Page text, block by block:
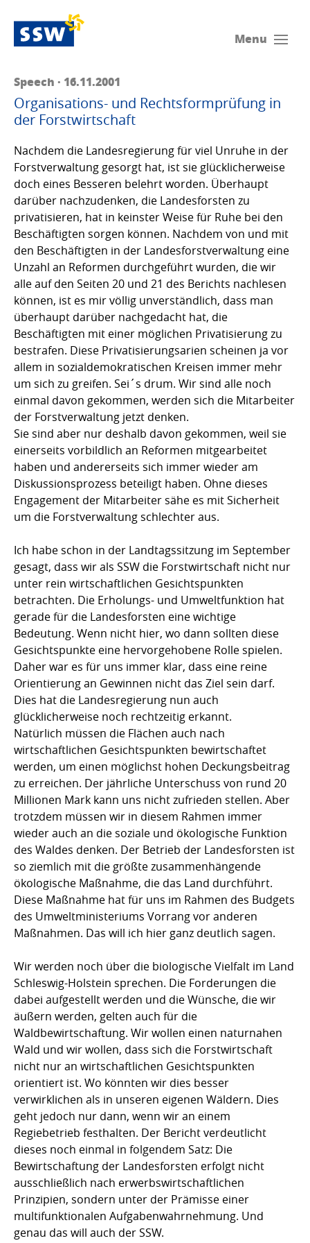
Menu
Speech · 16.11.2001
Organisations- und Rechtsformprüfung in
der Forstwirtschaft
Nachdem die Landesregierung für viel Unruhe in der
Forstverwaltung gesorgt hat, ist sie glücklicherweise
doch eines Besseren belehrt worden. Überhaupt
darüber nachzudenken, die Landesforsten zu
privatisieren, hat in keinster Weise für Ruhe bei den
Beschäftigten sorgen können. Nachdem von und mit
den Beschäftigten in der Landesforstverwaltung eine
Unzahl an Reformen durchgeführt wurden, die wir
alle auf den Seiten 20 und 21 des Berichts nachlesen
können, ist es mir völlig unverständlich, dass man
überhaupt darüber nachgedacht hat, die
Beschäftigten mit einer möglichen Privatisierung zu
bestrafen. Diese Privatisierungsarien scheinen ja vor
allem in sozialdemokratischen Kreisen immer mehr
um sich zu greifen. Sei´s drum. Wir sind alle noch
einmal davon gekommen, werden sich die Mitarbeiter
der Forstverwaltung jetzt denken.
Sie sind aber nur deshalb davon gekommen, weil sie
einerseits vorbildlich an Reformen mitgearbeitet
haben und andererseits sich immer wieder am
Diskussionsprozess beteiligt haben. Ohne dieses
Engagement der Mitarbeiter sähe es mit Sicherheit
um die Forstverwaltung schlechter aus.
Ich habe schon in der Landtagssitzung im September
gesagt, dass wir als SSW die Forstwirtschaft nicht nur
unter rein wirtschaftlichen Gesichtspunkten
betrachten. Die Erholungs- und Umweltfunktion hat
gerade für die Landesforsten eine wichtige
Bedeutung. Wenn nicht hier, wo dann sollten diese
Gesichtspunkte eine hervorgehobene Rolle spielen.
Daher war es für uns immer klar, dass eine reine
Orientierung an Gewinnen nicht das Ziel sein darf.
Dies hat die Landesregierung nun auch
glücklicherweise noch rechtzeitig erkannt.
Natürlich müssen die Flächen auch nach
wirtschaftlichen Gesichtspunkten bewirtschaftet
werden, um einen möglichst hohen Deckungsbeitrag
zu erreichen. Der jährliche Unterschuss von rund 20
Millionen Mark kann uns nicht zufrieden stellen. Aber
trotzdem müssen wir in diesem Rahmen immer
wieder auch an die soziale und ökologische Funktion
des Waldes denken. Der Betrieb der Landesforsten ist
so ziemlich mit die größte zusammenhängende
ökologische Maßnahme, die das Land durchführt.
Diese Maßnahme hat für uns im Rahmen des Budgets
des Umweltministeriums Vorrang vor anderen
Maßnahmen. Das will ich hier ganz deutlich sagen.
Wir werden noch über die biologische Vielfalt im Land
Schleswig-Holstein sprechen. Die Forderungen die
dabei aufgestellt werden und die Wünsche, die wir
äußern werden, gelten auch für die
Waldbewirtschaftung. Wir wollen einen naturnahen
Wald und wir wollen, dass sich die Forstwirtschaft
nicht nur an wirtschaftlichen Gesichtspunkten
orientiert ist. Wo könnten wir dies besser
verwirklichen als in unseren eigenen Wäldern. Dies
geht jedoch nur dann, wenn wir an einem
Regiebetrieb festhalten. Der Bericht verdeutlicht
dieses noch einmal in folgendem Satz: Die
Bewirtschaftung der Landesforsten erfolgt nicht
ausschließlich nach erwerbswirtschaftlichen
Prinzipien, sondern unter der Prämisse einer
multifunktionalen Aufgabenwahrnehmung. Und
genau das will auch der SSW.